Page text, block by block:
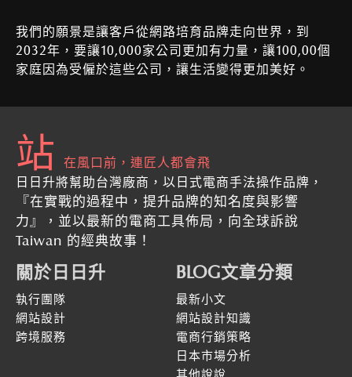
我們的願景是讓客戶從網路培育品牌走向世界，到
2032年，要讓10,000家公司更加有力量，讓100,00個
家庭因為受僱於這些公司，讓生活變得更加美好。
站
在風口前，連匠人都會飛
日日升將幫助台灣廠商，以日式電商手法操作品牌，
『在實戰的過程中，提升品牌的知名度與影響
力』
，並以最新的電商工具佈局，向全球訴說
Taiwan 的經典故事！
關於日日升
執行團隊
網站設計
跨境服務
BLOG文章分類
最新小文
網站設計知識
電商行銷策略
日本市場分析